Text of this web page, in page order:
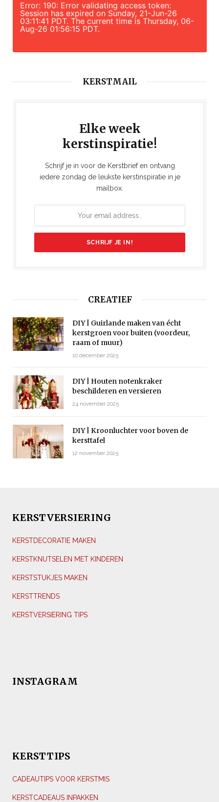
Error: 190: Error validating access token:
Session has expired on Sunday, 21-Jun-26
03:11:41 PDT. The current time is Thursday, 06-
Aug-26 01:56:15 PDT.
KERSTMAIL
Elke week
kerstinspiratie!
Schrijf je in voor de Kerstbrief en ontvang
iedere zondag de leukste kerstinspiratie in je
mailbox.
CREATIEF
DIY | Guirlande maken van écht
kerstgroen voor buiten (voordeur,
raam of muur)
10 december 2025
DIY | Houten notenkraker
beschilderen en versieren
24 november 2025
DIY | Kroonluchter voor boven de
kersttafel
12 november 2025
KERSTVERSIERING
KERSTDECORATIE MAKEN
KERSTKNUTSELEN MET KINDEREN
KERSTSTUKJES MAKEN
KERSTTRENDS
KERSTVERSIERING TIPS
INSTAGRAM
KERSTTIPS
CADEAUTIPS VOOR KERSTMIS
KERSTCADEAUS INPAKKEN